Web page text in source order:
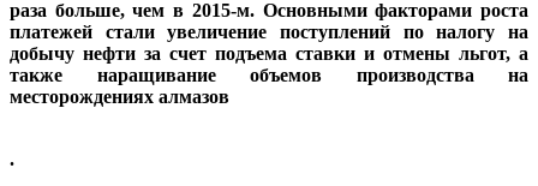
раза больше, чем в 2015-м. Основными факторами роста
платежей стали увеличение поступлений по налогу на
добычу нефти за счет подъема ставки и отмены льгот, а
также наращивание объемов производства на
месторождениях алмазов
.